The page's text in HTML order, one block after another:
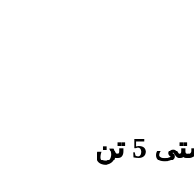
تن